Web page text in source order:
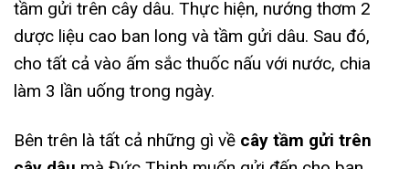
tầm gửi trên cây dâu. Thực hiện, nướng thơm 2
dược liệu cao ban long và tầm gửi dâu. Sau đó,
cho tất cả vào ấm sắc thuốc nấu với nước, chia
làm 3 lần uống trong ngày.
Bên trên là tất cả những gì về cây tầm gửi trên